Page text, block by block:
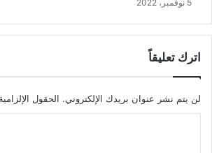
5 نوفمبر، 2022
اترك تعليقاً
لن يتم نشر عنوان بريدك الإلكتروني. الحقول